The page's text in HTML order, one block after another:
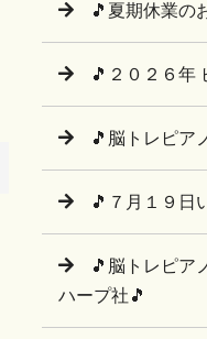
🎵夏期休業の
🎵２０２６年
🎵脳トレピア
🎵７月１９日
🎵脳トレピア
ハープ社🎵